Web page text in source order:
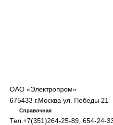
ОАО «Электропром»
675433 г.Москва ул. Победы 21
Справочная
Тел.+7(351)264-25-89, 654-24-